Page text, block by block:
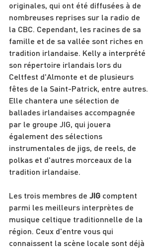
originales, qui ont été diffusées à de
nombreuses reprises sur la radio de
la CBC. Cependant, les racines de sa
famille et de sa vallée sont riches en
tradition irlandaise. Kelly a interprété
son répertoire irlandais lors du
Celtfest d'Almonte et de plusieurs
fêtes de la Saint-Patrick, entre autres.
Elle chantera une sélection de
ballades irlandaises accompagnée
par le groupe JIG, qui jouera
également des sélections
instrumentales de jigs, de reels, de
polkas et d'autres morceaux de la
tradition irlandaise.
Les trois membres de JIG comptent
parmi les meilleurs interprètes de
musique celtique traditionnelle de la
région. Ceux d'entre vous qui
connaissent la scène locale sont déjà